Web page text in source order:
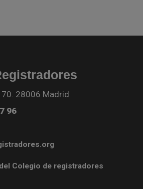
28006 Madrid
96
Colegio de registradores